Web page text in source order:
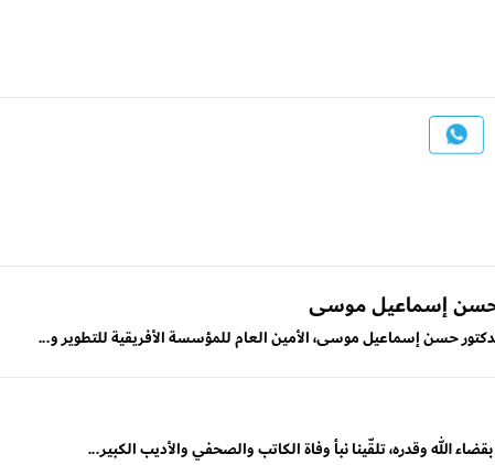
حسن إسماعيل موسى
حسن إسماعيل موسى، الأمين العام للمؤسسة الأفريقية للتطوير و...
الله وقدره، تلقّينا نبأ وفاة الكاتب والصحفي والأديب الكبير...